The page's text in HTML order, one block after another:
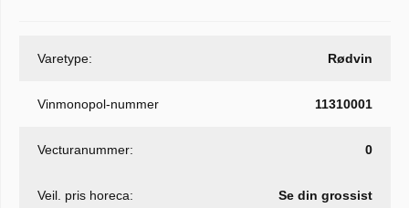
Varetype: Rødvin
Vinmonopol-nummer 11310001
Vecturanummer: 0
Veil. pris horeca: Se din grossist